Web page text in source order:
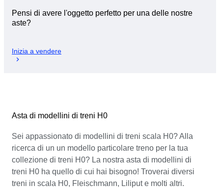
Pensi di avere l'oggetto perfetto per una delle nostre
aste?
Inizia a vendere
Asta di modellini di treni H0
Sei appassionato di modellini di treni scala H0? Alla
ricerca di un un modello particolare treno per la tua
collezione di treni H0? La nostra asta di modellini di
treni H0 ha quello di cui hai bisogno! Troverai diversi
treni in scala H0, Fleischmann, Liliput e molti altri.